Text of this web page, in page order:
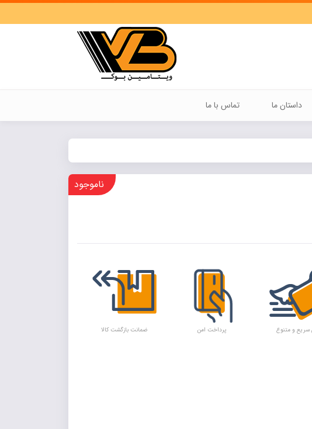
داستان ما تماس با ما
ناموجود
سریع و متنوع پرداخت امن ضمانت بازگشت کالا